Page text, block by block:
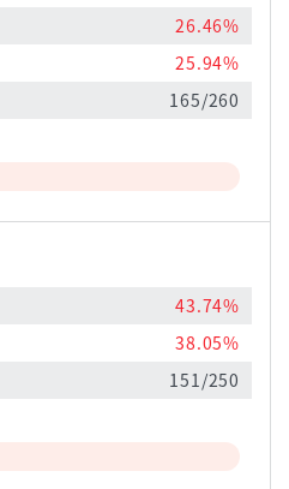
26.46%
25.94%
165/260
43.74%
38.05%
151/250